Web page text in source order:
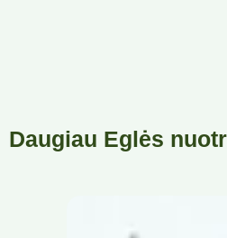
Daugiau Eglės